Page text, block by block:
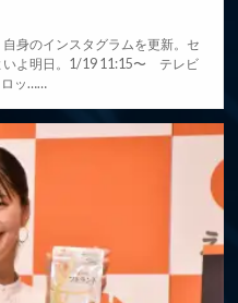
身のインスタグラムを更新。セ
いよ明日。1/19 11:15〜 テレビ
ロッ……